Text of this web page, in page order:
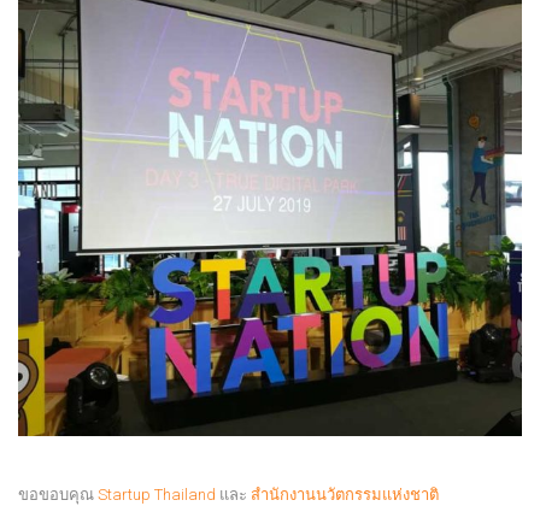
ขอขอบคุณ Startup Thailand และ สำนักงานนวัตกรรมแห่งชาติ